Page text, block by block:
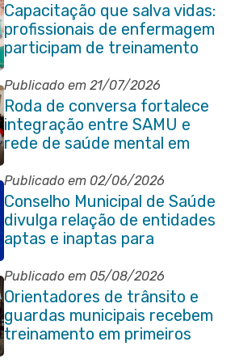
Capacitação que salva vidas:
profissionais de enfermagem
participam de treinamento
em primeiros socorros em
Itaboraí
Publicado em 21/07/2026
Roda de conversa fortalece
integração entre SAMU e
rede de saúde mental em
Itaboraí
Publicado em 02/06/2026
Conselho Municipal de Saúde
divulga relação de entidades
aptas e inaptas para
processo eleitoral do
quadriênio 2026-2030
Publicado em 05/08/2026
Orientadores de trânsito e
guardas municipais recebem
treinamento em primeiros
socorros em Itaboraí